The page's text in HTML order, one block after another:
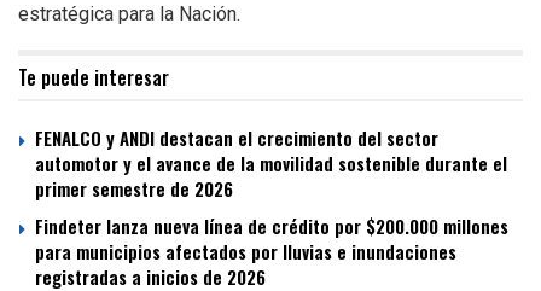
estratégica para la Nación.
Te puede interesar
FENALCO y ANDI destacan el crecimiento del sector
automotor y el avance de la movilidad sostenible durante el
primer semestre de 2026
Findeter lanza nueva línea de crédito por $200.000 millones
para municipios afectados por lluvias e inundaciones
registradas a inicios de 2026